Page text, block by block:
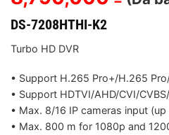
DS-7208HTHI-K2
Turbo HD DVR
• Support H.265 Pro+/H.265
• Support HDTVI/AHD/CVI/
• Max. 8/16 IP cameras input
• Max. 800 m for 1080p and